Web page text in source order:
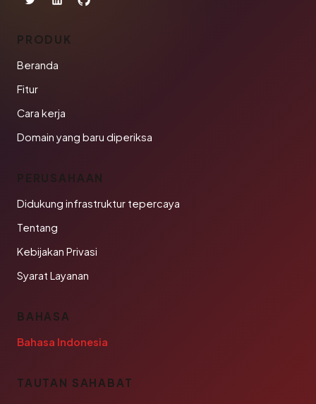
PRODUK
Beranda
Fitur
Cara kerja
Domain yang baru diperiksa
PERUSAHAAN
Didukung infrastruktur tepercaya
Tentang
Kebijakan Privasi
Syarat Layanan
BAHASA
Bahasa Indonesia
TAUTAN SAHABAT